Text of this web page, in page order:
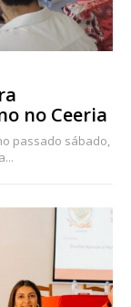
no Ceeria
passado sábado,